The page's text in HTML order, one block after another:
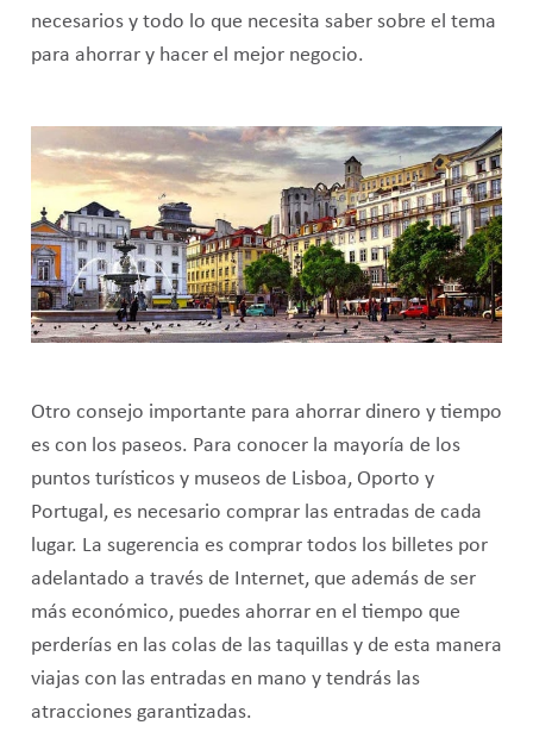
necesarios y todo lo que necesita saber sobre el tema
para ahorrar y hacer el mejor negocio.
Otro consejo importante para ahorrar dinero y tiempo
es con los paseos. Para conocer la mayoría de los
puntos turísticos y museos de Lisboa, Oporto y
Portugal, es necesario comprar las entradas de cada
lugar. La sugerencia es comprar todos los billetes por
adelantado a través de Internet, que además de ser
más económico, puedes ahorrar en el tiempo que
perderías en las colas de las taquillas y de esta manera
viajas con las entradas en mano y tendrás las
atracciones garantizadas.